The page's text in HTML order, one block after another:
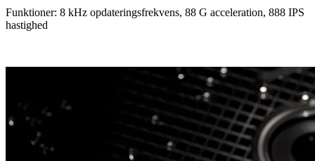
Funktioner: 8 kHz opdateringsfrekvens, 88 G acceleration, 888 IPS
hastighed